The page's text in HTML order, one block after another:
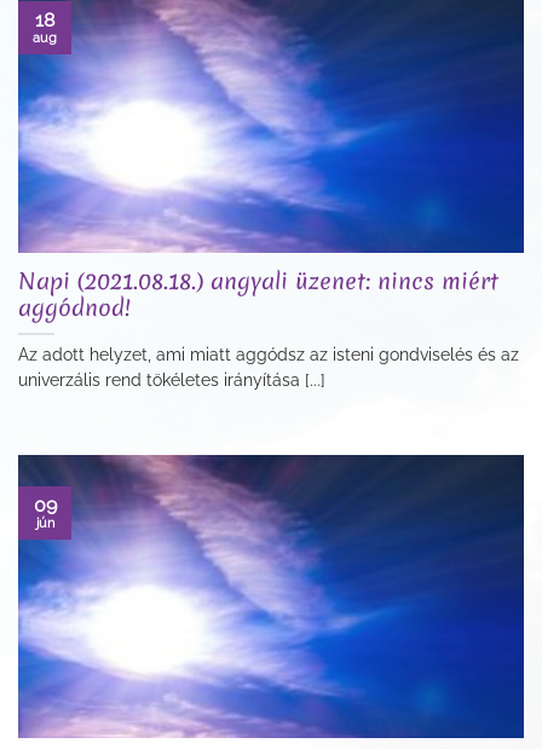
Napi (2021.08.18.) angyali üzenet: nincs miért
aggódnod!
Az adott helyzet, ami miatt aggódsz az isteni gondviselés és az
univerzális rend tökéletes irányítása [...]
18
aug
09
jún